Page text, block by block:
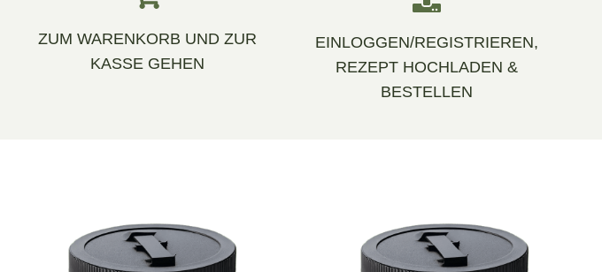
ZUM WARENKORB UND ZUR
KASSE GEHEN
EINLOGGEN/REGISTRIEREN,
REZEPT HOCHLADEN &
BESTELLEN